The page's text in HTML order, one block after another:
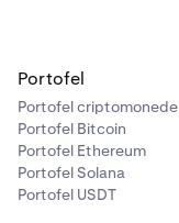
Portofel
Portofel criptomonede
Portofel Bitcoin
Portofel Ethereum
Portofel Solana
Portofel USDT